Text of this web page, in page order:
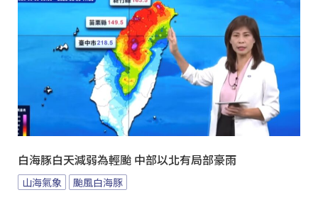
白海豚白天減弱為輕颱 中部以北有局部豪雨
山海氣象 颱風白海豚